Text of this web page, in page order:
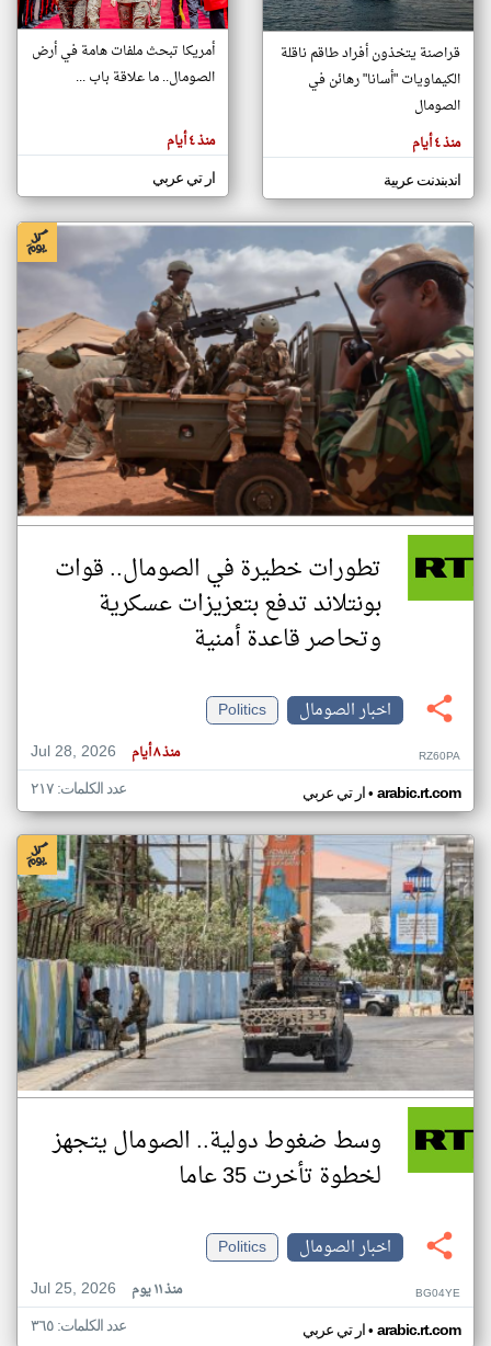
تغيير الدولة
اخبار الصومال على مدار الساعة
أهم اخبار الصومال العاجلة والمباشرة
المقالات
هنا عن
وجهة
كاتبيها.
قراصنة يتخذون أفراد طاقم ناقلة
الكيماويات "أسانا" رهائن في
الصومال
منذ ٤ أيام
اندبندنت عربية
أمريكا تبحث ملفات هامة في أرض
الصومال.. ما علاقة باب ...
منذ ٤ أيام
ار تي عربي
تطورات خطيرة في الصومال.. قوات
بونتلاند تدفع بتعزيزات عسكرية
وتحاصر قاعدة أمنية
اخبار الصومال
Politics
Jul 28, 2026
منذ ٨ أيام RZ60PA
ار تي عربي• arabic.rt.com عدد الكلمات: ٢١٧
وسط ضغوط دولية.. الصومال يتجهز
لخطوة تأخرت 35 عاما
اخبار الصومال
Politics
Jul 25, 2026
منذ ١١ يوم BG04YE
ار تي عربي• arabic.rt.com عدد الكلمات: ٣٦٥
klyoum.com